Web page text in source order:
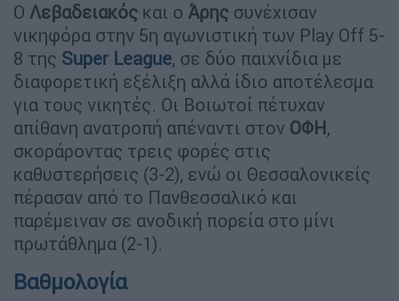
Ο Λεβαδειακός και ο Άρης συνέχισαν
νικηφόρα στην 5η αγωνιστική των Play Off 5-
8 της Super League, σε δύο παιχνίδια με
διαφορετική εξέλιξη αλλά ίδιο αποτέλεσμα
για τους νικητές. Οι Βοιωτοί πέτυχαν
απίθανη ανατροπή απέναντι στον ΟΦΗ,
σκοράροντας τρεις φορές στις
καθυστερήσεις (3-2), ενώ οι Θεσσαλονικείς
πέρασαν από το Πανθεσσαλικό και
παρέμειναν σε ανοδική πορεία στο μίνι
πρωτάθλημα (2-1).
Βαθμολογία